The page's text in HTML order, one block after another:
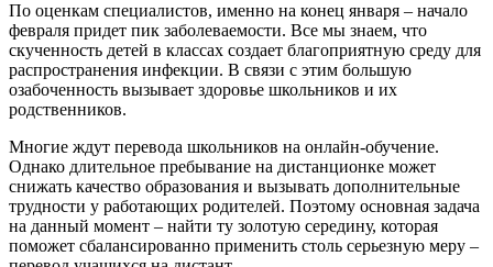
По оценкам специалистов, именно на конец января – начало
февраля придет пик заболеваемости. Все мы знаем, что
скученность детей в классах создает благоприятную среду для
распространения инфекции. В связи с этим большую
озабоченность вызывает здоровье школьников и их
родственников.
Многие ждут перевода школьников на онлайн-обучение.
Однако длительное пребывание на дистанционке может
снижать качество образования и вызывать дополнительные
трудности у работающих родителей. Поэтому основная задача
на данный момент – найти ту золотую середину, которая
поможет сбалансированно применить столь серьезную меру –